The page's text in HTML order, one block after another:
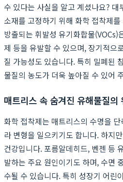
수 있다는 사실을 알고 계셨나요?
소재를 고정하기 위해 화학 접착제
방출되는 휘발성 유기화합물(VOCs)
제 등을 유발할 수 있으며, 장기적으
질 가능성도 있습니다. 특히 밀폐된
물질의 농도가 더욱 높아질 수 있어
매트리스 속 숨겨진 유해물질의
화학 접착제는 매트리스의 수명을
라 변형을 일으키기도 합니다. 하지
건강입니다. 포름알데히드, 벤젠 등
발하는 주요 원인이기도 하며, 수면
수될 수 있습니다. 특히 성장기 어린